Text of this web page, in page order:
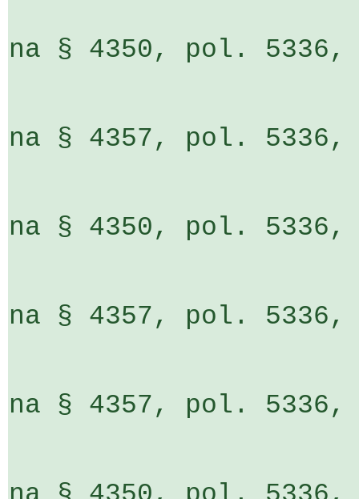
na § 4350, pol. 5336,
na § 4357, pol. 5336,
na § 4350, pol. 5336,
na § 4357, pol. 5336,
na § 4357, pol. 5336,